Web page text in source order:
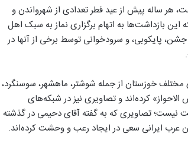
با صدای آمریکا گفت، هر ساله پیش از عید فطر تعدادی از شهرواندن و
بازداشت‌ها به اتهام برگزاری نماز به سبک اهل
‌پایکوبی، و سرودخوانی توسط برخی از آنها در
خوزستان از جمله شوشتر،‌ ماهشهر،‌ سوسنگرد،
کرده‌اند و تصاویری نیز در شبکه‌های
نیست؛ تصاویری که به گفته آقای دحیمی در گذشته
عرب ایرانی سعی در ایجاد رعب و وحشت کرده‌اند.